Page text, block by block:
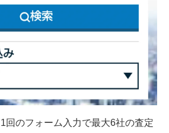
回のフォーム入力で最大6社の査定